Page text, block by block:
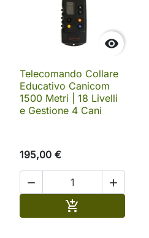

Telecomando Collare
Educativo Canicom
1500 Metri | 18 Livelli
e Gestione 4 Cani
195,00 €
 
